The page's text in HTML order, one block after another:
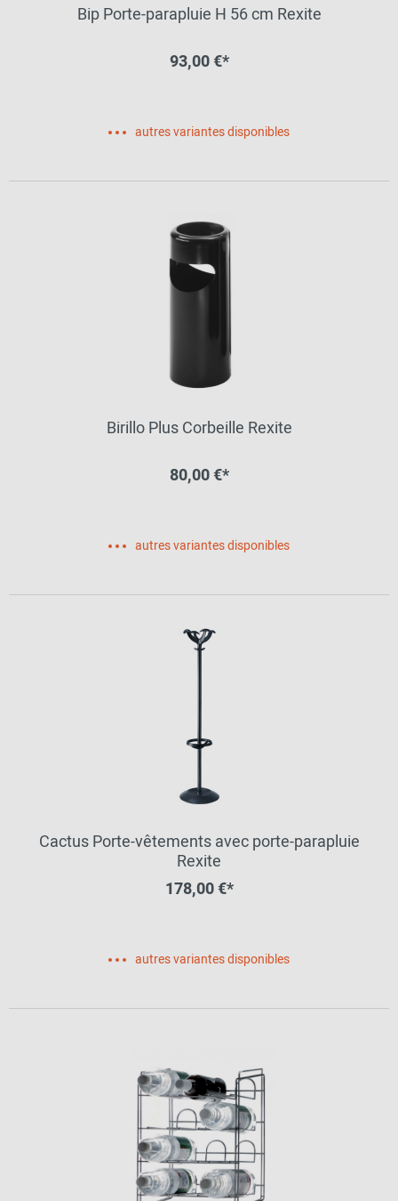
Bip Porte-parapluie H 56 cm Rexite
93,00 €*
autres variantes disponibles
Birillo Plus Corbeille Rexite
80,00 €*
autres variantes disponibles
Cactus Porte-vêtements avec porte-parapluie
Rexite
178,00 €*
autres variantes disponibles